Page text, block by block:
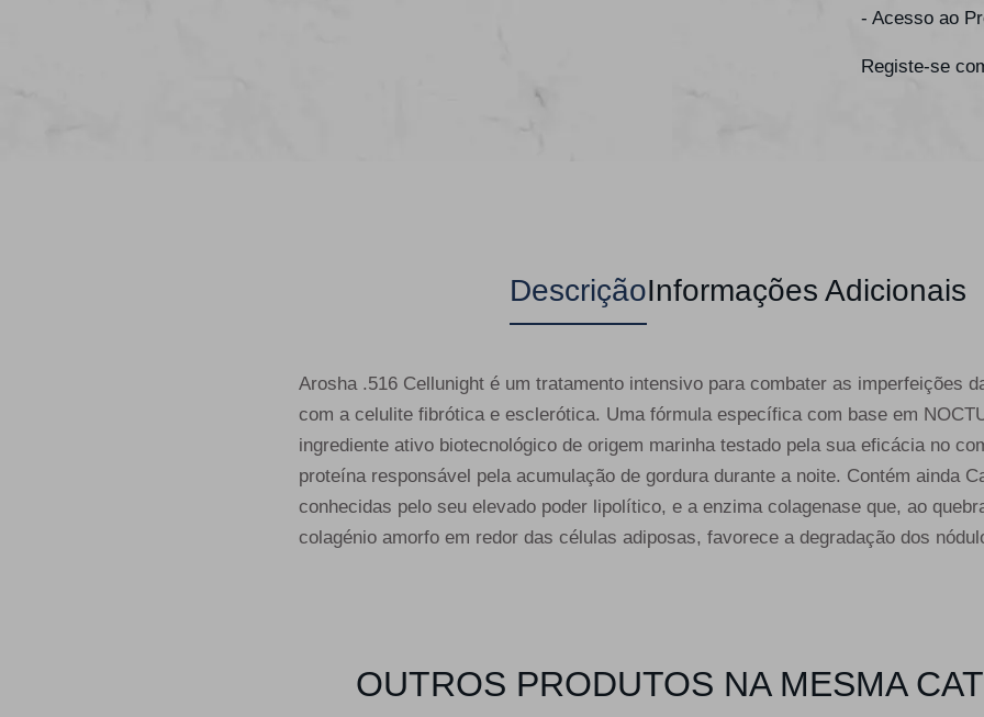
- Acesso ao
Registe-se
DescriçãoInformações Adicionais
Arosha .516 Cellunight é um tratamento intensivo para combater as imperfeições
com a celulite fibrótica e esclerótica. Uma fórmula específica com base em
ingrediente ativo biotecnológico de origem marinha testado pela sua eficácia no
proteína responsável pela acumulação de gordura durante a noite. Contém ainda
conhecidas pelo seu elevado poder lipolítico, e a enzima colagenase que, ao
colagénio amorfo em redor das células adiposas, favorece a degradação dos
OUTROS PRODUTOS NA MESMA